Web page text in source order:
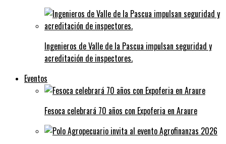
Ingenieros de Valle de la Pascua impulsan seguridad y
acreditación de inspectores.
Eventos
Fesoca celebrará 70 años con Expoferia en Araure